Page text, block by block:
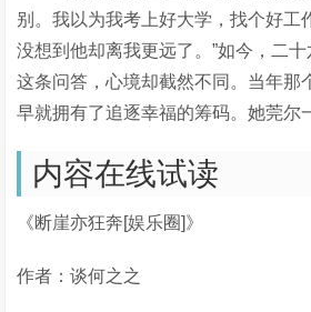
别。我以为我考上好大学，找个好工
没想到他却离我更远了。”如今，二
这条问答，心境却截然不同。当年那
早就拥有了追逐幸福的筹码。她莞尔
内容在线试读
《断崖亦狂奔[娱乐圈]》
作者：谈何之之